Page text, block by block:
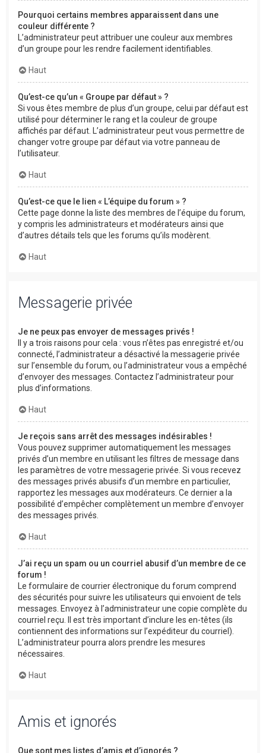
Pourquoi certains membres apparaissent dans une
couleur différente ?
L’administrateur peut attribuer une couleur aux membres
d’un groupe pour les rendre facilement identifiables.
Haut
Qu’est-ce qu’un « Groupe par défaut » ?
Si vous êtes membre de plus d’un groupe, celui par défaut est
utilisé pour déterminer le rang et la couleur de groupe
affichés par défaut. L’administrateur peut vous permettre de
changer votre groupe par défaut via votre panneau de
l’utilisateur.
Haut
Qu’est-ce que le lien « L’équipe du forum » ?
Cette page donne la liste des membres de l’équipe du forum,
y compris les administrateurs et modérateurs ainsi que
d’autres détails tels que les forums qu’ils modèrent.
Haut
Messagerie privée
Je ne peux pas envoyer de messages privés !
Il y a trois raisons pour cela : vous n’êtes pas enregistré et/ou
connecté, l’administrateur a désactivé la messagerie privée
sur l’ensemble du forum, ou l’administrateur vous a empêché
d’envoyer des messages. Contactez l’administrateur pour
plus d’informations.
Haut
Je reçois sans arrêt des messages indésirables !
Vous pouvez supprimer automatiquement les messages
privés d’un membre en utilisant les filtres de message dans
les paramètres de votre messagerie privée. Si vous recevez
des messages privés abusifs d’un membre en particulier,
rapportez les messages aux modérateurs. Ce dernier a la
possibilité d’empêcher complètement un membre d’envoyer
des messages privés.
Haut
J’ai reçu un spam ou un courriel abusif d’un membre de ce
forum !
Le formulaire de courrier électronique du forum comprend
des sécurités pour suivre les utilisateurs qui envoient de tels
messages. Envoyez à l’administrateur une copie complète du
courriel reçu. Il est très important d’inclure les en-têtes (ils
contiennent des informations sur l’expéditeur du courriel).
L’administrateur pourra alors prendre les mesures
nécessaires.
Haut
Amis et ignorés
Que sont mes listes d’amis et d’ignorés ?